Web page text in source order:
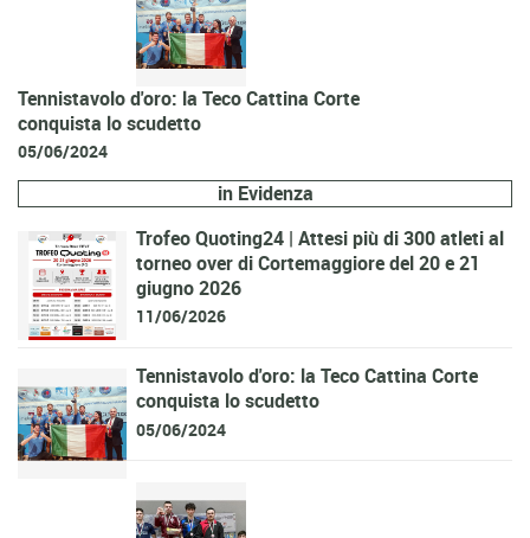
Tennistavolo d'oro: la Teco Cattina Corte
conquista lo scudetto
05/06/2024
in Evidenza
Trofeo Quoting24 | Attesi più di 300 atleti al
torneo over di Cortemaggiore del 20 e 21
giugno 2026
11/06/2026
Tennistavolo d'oro: la Teco Cattina Corte
conquista lo scudetto
05/06/2024